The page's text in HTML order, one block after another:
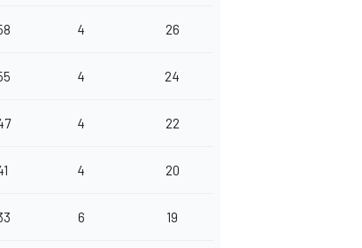
4 26
4 24
4 22
4 20
6 19